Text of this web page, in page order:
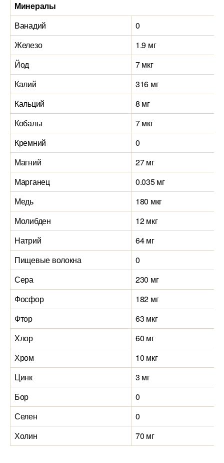
Минералы
Ванадий
0
Железо
1.9 мг
Йод
7 мкг
Калий
316 мг
Кальций
8 мг
Кобальт
7 мкг
Кремний
0
Магний
27 мг
Марганец
0.035 мг
Медь
180 мкг
Молибден
12 мкг
Натрий
64 мг
Пищевые волокна
0
Сера
230 мг
Фосфор
182 мг
Фтор
63 мкг
Хлор
60 мг
Хром
10 мкг
Цинк
3 мг
Бор
0
Селен
0
Холин
70 мг